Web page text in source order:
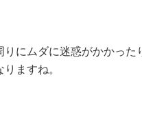
にムダに迷惑がかかった
ますね。